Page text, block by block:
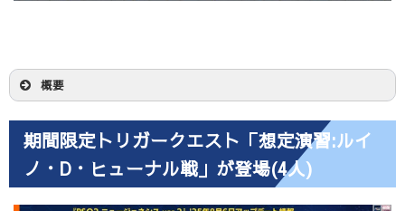
概要
海上をフローティングボードで滑走し最深部のボ
スエネミー撃破を目指す、最大8人まで参加可能な
クエストだ！
期間限定トリガークエスト「想定演習:ルイ
ノ・D・ヒューナル戦」が登場(4人)